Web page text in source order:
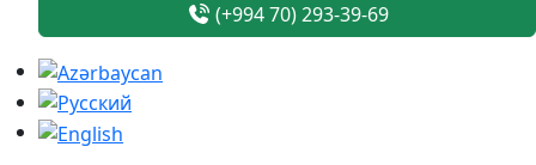
(+994 70) 293-39-69